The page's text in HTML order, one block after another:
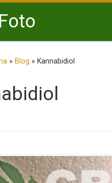
» Blog » Kannabidiol